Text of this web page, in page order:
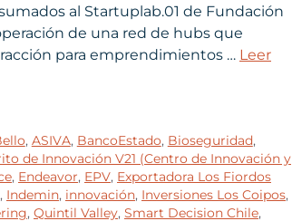
al Startuplab.01 de Fundación
de una red de hubs que
para emprendimientos … Leer
, ASIVA, BancoEstado, Bioseguridad,
de Innovación V21 (Centro de Innovación y
, Endeavor, EPV, Exportadora Los Fiordos
, Indemin, innovación, Inversiones Los Coipos,
, Quintil Valley, Smart Decision Chile,